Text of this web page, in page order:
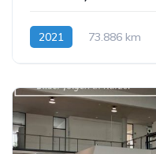
2021 73.886 km